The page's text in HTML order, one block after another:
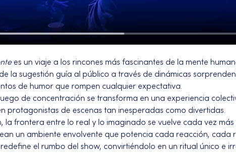
es un viaje a los rincones más fascinantes de la mente
la sugestión guía al público a través de dinámicas
de humor que rompen cualquier expectativa.
de concentración se transforma en una experiencia
protagonistas de escenas tan inesperadas como divertidas.
la frontera entre lo real y lo imaginado se vuelve cada vez más
un ambiente envolvente que potencia cada reacción, cada
el rumbo del show, convirtiéndolo en un ritual único e